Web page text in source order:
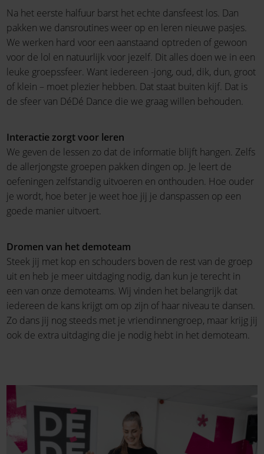
Na het eerste halfuur barst het echte dansfeest los. Dan
pakken we dansroutines weer op en leren nieuwe pasjes.
We werken hard voor een aanstaand optreden of gewoon
voor de lol en natuurlijk voor jezelf. Dit alles doen we in een
leuke groepssfeer. Want iedereen -jong, oud, dik, dun, groot
of klein – moet plezier hebben. Dat staat buiten kijf. Dat is
de sfeer van DéDé Dance die we graag willen behouden.
Interactie zorgt voor leren
We geven de lessen zo dat de informatie blijft hangen. Zelfs
de allerjongste groepen pakken dingen op. Je leert de
oefeningen zelfstandig uitvoeren en onthouden. Hoe ouder
je wordt, hoe beter je weet hoe jij je danspassen op een
goede manier uitvoert.
Dromen van het demoteam
Steek jij met kop en schouders boven de rest van de groep
uit en heb je meer uitdaging nodig, dan kun je terecht in
een van onze demoteams. Wij vinden het belangrijk dat
iedereen de kans krijgt om op zijn of haar niveau te dansen.
Zo dans jij nog steeds met je vriendinnengroep, maar krijg jij
ook de extra uitdaging die je nodig hebt in het demoteam.